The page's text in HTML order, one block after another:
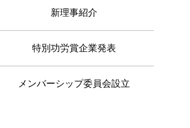
Fund」のお礼
新理事紹介
特別功労賞企業発表
メンバーシップ委員会設立